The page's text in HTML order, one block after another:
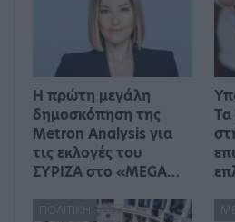
Η πρώτη μεγάλη
δημοσκόπηση της
Metron Analysis για
τις εκλογές του
ΣΥΡΙΖΑ στο «MEGA…
Τα
ΠΟΛΙΤΙΚΉ